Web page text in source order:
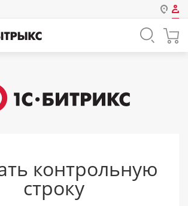
Авторизация
Логин
Запомнить меня на этом
компьютере
Забыли свой пароль?
контрольную
строку